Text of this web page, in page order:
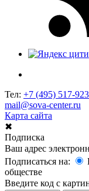
Тел: +7 (495) 517-
mail@sova-center.ru
Карта сайта
✖
Подписка
Ваш адрес
Подписаться на:
обществе
Введите код с